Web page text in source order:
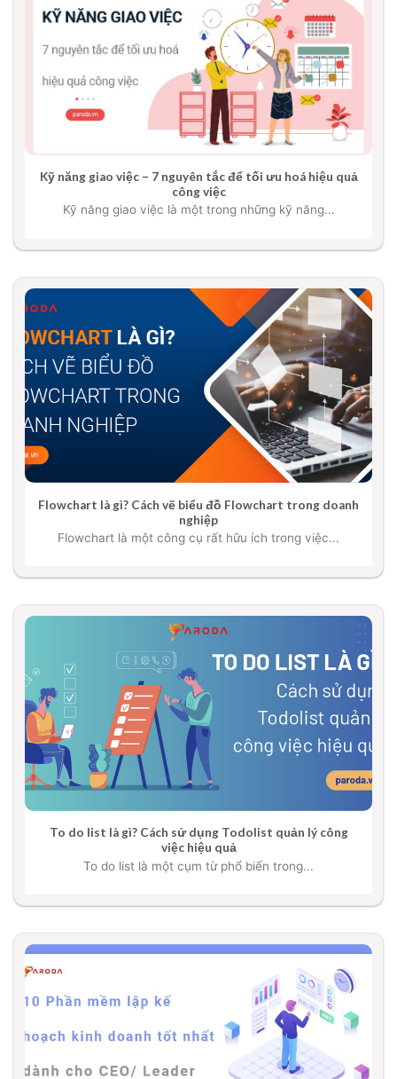
Kỹ năng giao việc – 7 nguyên tắc để tối ưu hoá hiệu quả
công việc
Kỹ năng giao việc là một trong những kỹ năng...
Flowchart là gì? Cách vẽ biểu đồ Flowchart trong doanh
nghiệp
Flowchart là một công cụ rất hữu ích trong việc...
To do list là gì? Cách sử dụng Todolist quản lý công
việc hiệu quả
To do list là một cụm từ phổ biến trong...